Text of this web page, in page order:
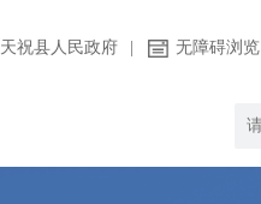
天祝县人民政府 无障碍浏览